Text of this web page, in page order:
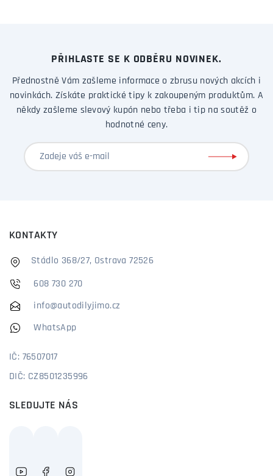
PŘIHLASTE SE K ODBĚRU NOVINEK.
Přednostně Vám zašleme informace o zbrusu nových akcích i
novinkách. Získáte praktické tipy k zakoupeným produktům. A
někdy zašleme slevový kupón nebo třeba i tip na soutěž o
hodnotné ceny.
KONTAKTY
Stádlo 368/27, Ostrava 72526
608 730 270
info@autodilyjimo.cz
WhatsApp
IČ: 76507017
DIČ: CZ8501235996
SLEDUJTE NÁS